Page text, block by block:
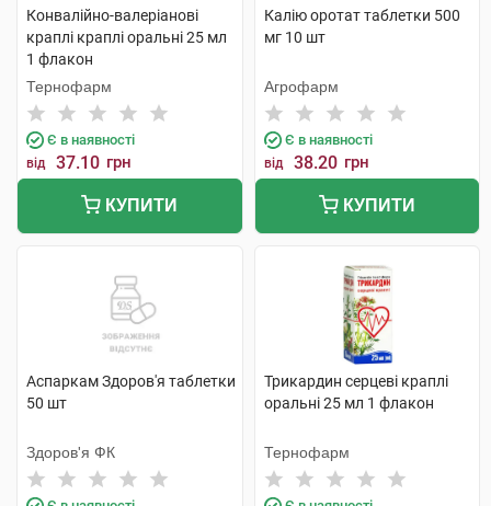
Конвалійно-валеріанові
краплі краплі оральні 25 мл
1 флакон
Тернофарм
Є в наявності
від 37.10 грн
КУПИТИ
Калію оротат таблетки 500
мг 10 шт
Агрофарм
Є в наявності
від 38.20 грн
КУПИТИ
Аспаркам Здоров'я таблетки
50 шт
Здоров'я ФК
Трикардин серцеві краплі
оральні 25 мл 1 флакон
Тернофарм